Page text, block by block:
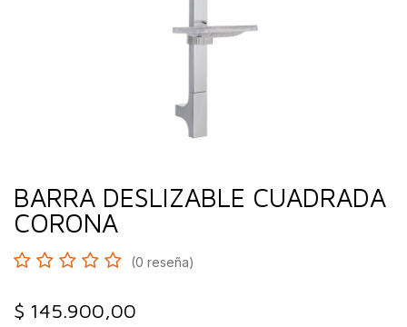
BARRA DESLIZABLE CUADRADA
CORONA
(0 reseña)
$ 145.900,00